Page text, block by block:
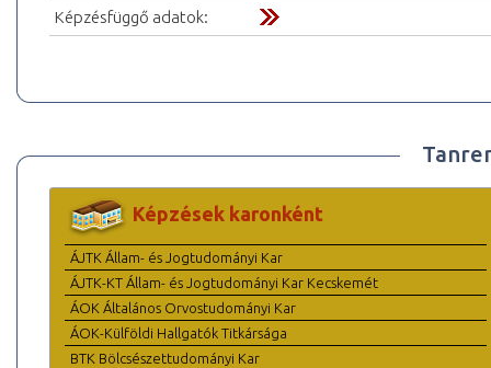
Képzésfüggő adatok:
Képzések karonként
ÁJTK Állam- és Jogtudományi Kar
ÁJTK-KT Állam- és Jogtudományi Kar Kecskemét
ÁOK Általános Orvostudományi Kar
ÁOK-Külföldi Hallgatók Titkársága
BTK Bölcsészettudományi Kar